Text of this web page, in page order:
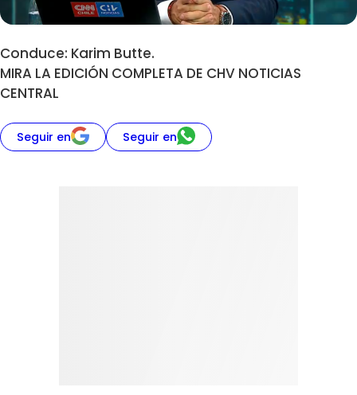
Conduce: Karim Butte.
MIRA LA EDICIÓN COMPLETA DE CHV NOTICIAS
CENTRAL
Seguir en Seguir en